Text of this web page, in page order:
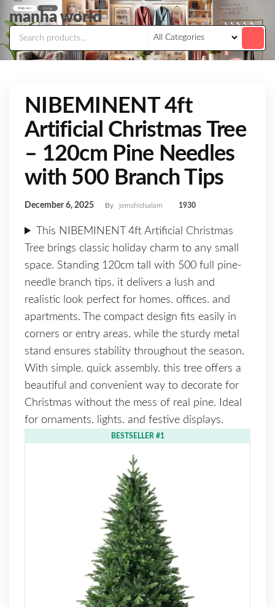
Skip
to
the
content
manha world
NIBEMINENT 4ft
Artificial Christmas Tree
– 120cm Pine Needles
with 500 Branch Tips
December 6, 2025 By jemshidsalam 1930
This NIBEMINENT 4ft Artificial Christmas
Tree brings classic holiday charm to any small
space. Standing 120cm tall with 500 full pine-
needle branch tips. it delivers a lush and
realistic look perfect for homes. offices. and
apartments. The compact design fits easily in
corners or entry areas. while the sturdy metal
stand ensures stability throughout the season.
With simple. quick assembly. this tree offers a
beautiful and convenient way to decorate for
Christmas without the mess of real pine. Ideal
for ornaments. lights. and festive displays.
BESTSELLER #1